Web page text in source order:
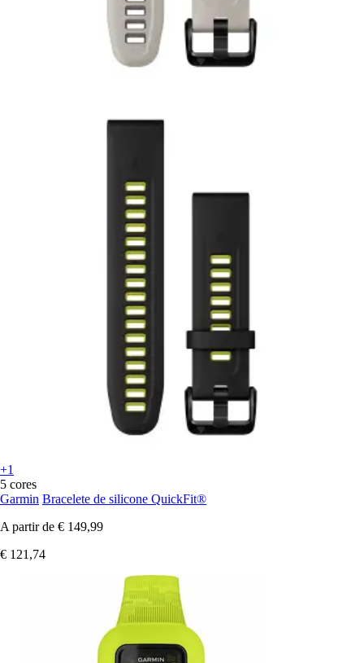
+1
5 cores
Garmin Bracelete de silicone QuickFit®
A partir de € 149,99
€ 121,74